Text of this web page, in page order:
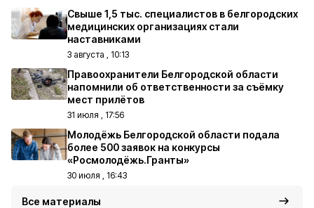
Свыше 1,5 тыс. специалистов в белгородских
медицинских организациях стали
наставниками
3 августа , 10:13
Правоохранители Белгородской области
напомнили об ответственности за съёмку
мест прилётов
31 июля , 17:56
Молодёжь Белгородской области подала
более 500 заявок на конкурсы
«Росмолодёжь.Гранты»
30 июля , 16:43
Все материалы